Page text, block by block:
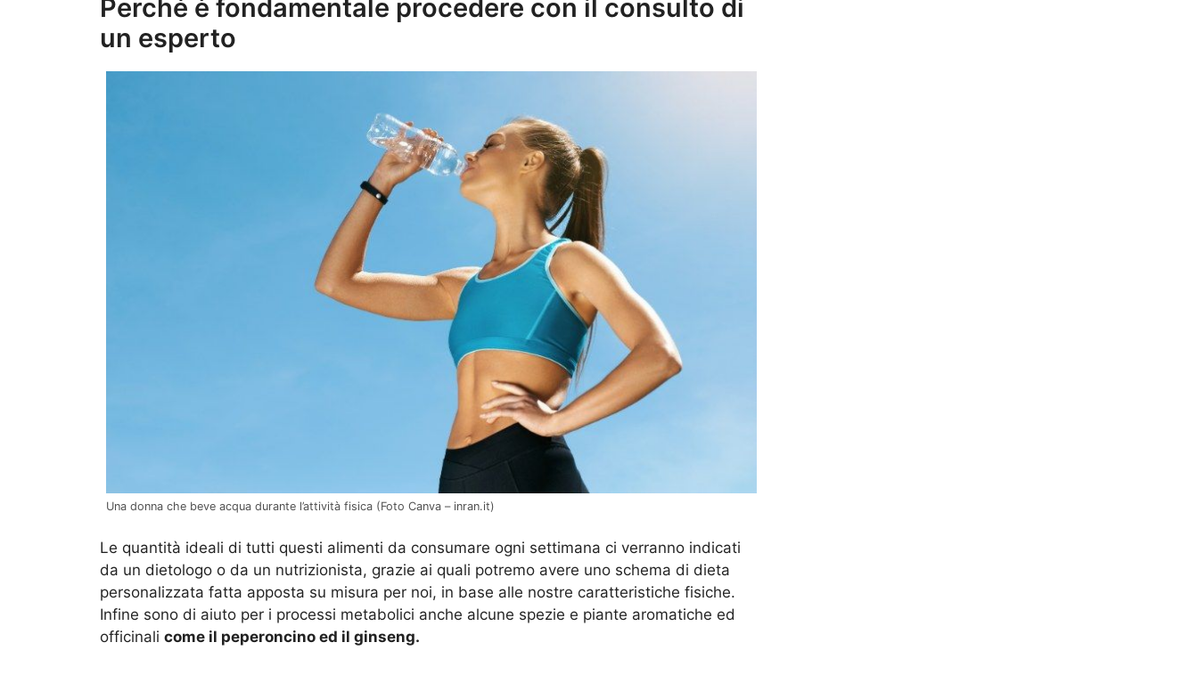
Perché è fondamentale procedere con il consulto di
un esperto
Una donna che beve acqua durante l’attività fisica (Foto Canva – inran.it)
Le quantità ideali di tutti questi alimenti da consumare ogni settimana ci verranno indicati
da un dietologo o da un nutrizionista, grazie ai quali potremo avere uno schema di dieta
personalizzata fatta apposta su misura per noi, in base alle nostre caratteristiche fisiche.
Infine sono di aiuto per i processi metabolici anche alcune spezie e piante aromatiche ed
officinali come il peperoncino ed il ginseng.